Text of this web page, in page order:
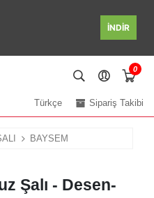
İNDİR
0
Sipariş Takibi
Türkçe
BAYSEM
Şalı - Desen-